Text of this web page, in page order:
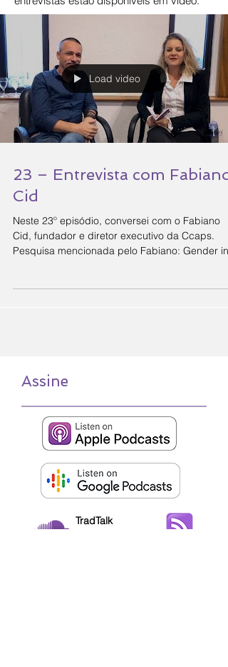
Load video
23 – Entrevista com Fabiano
Cid
Neste 23º episódio, conversei com o Fabiano
Cid, fundador e diretor executivo da Ccaps.
Pesquisa mencionada pelo Fabiano: Gender
Assine
TradTalk